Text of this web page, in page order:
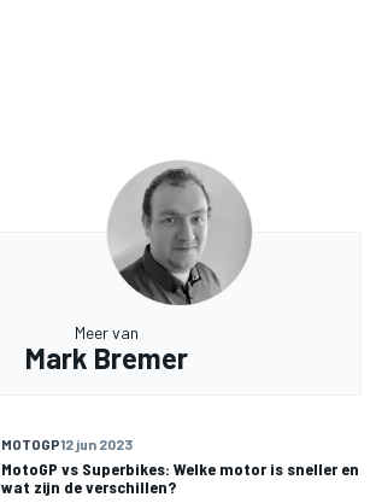
Meer van
Mark Bremer
MOTOGP12 jun 2023
MotoGP vs Superbikes: Welke motor is sneller en
wat zijn de verschillen?